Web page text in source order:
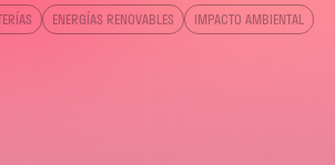
ENERGÍAS RENOVABLES
IMPACTO AMBIENTAL